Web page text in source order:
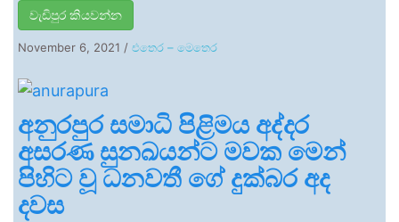
වැඩිපුර කියවන්න
November 6, 2021 / එතෙර – මෙතෙර
අනුරපුර සමාධි පිළිමය අද්දර
අසරණ සුනඛයන්ට මවක මෙන්
පිහිට වූ ධනවතී ගේ දුක්බර අද
දවස